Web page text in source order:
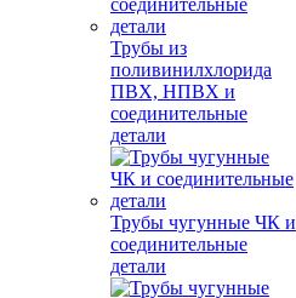
Трубы из
поливинилхлорида
ПВХ, НПВХ и
соединительные
детали
Трубы чугунные ЧК и
соединительные
детали